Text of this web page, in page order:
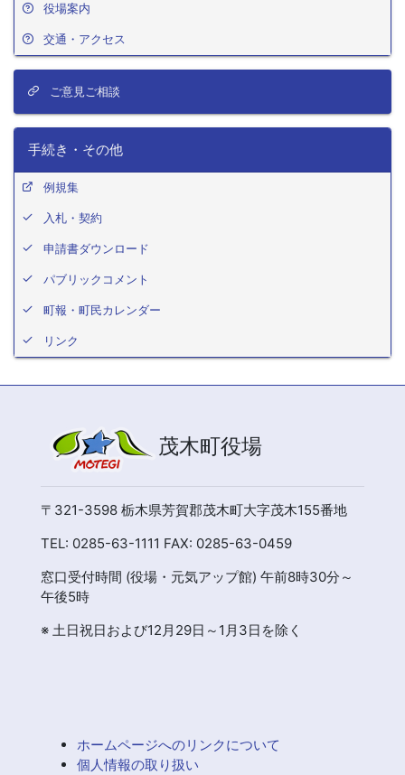
役場案内
交通・アクセス
ご意見ご相談
手続き・その他
例規集
入札・契約
申請書ダウンロード
パブリックコメント
町報・町民カレンダー
リンク
茂木町役場
〒321-3598 栃木県芳賀郡茂木町大字茂木155番地
TEL: 0285-63-1111 FAX: 0285-63-0459
窓口受付時間 (役場・元気アップ館) 午前8時30分～
午後5時
※ 土日祝日および12月29日～1月3日を除く
ホームページへのリンクについて
個人情報の取り扱い